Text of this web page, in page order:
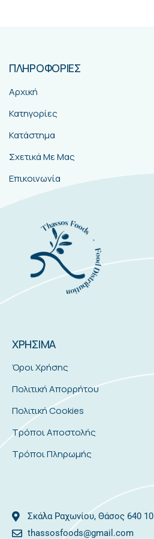
ΠΛΗΡΟΦΟΡΙΕΣ
Αρχική
Κατηγορίες
Κατάστημα
Σχετικά Με Μας
Επικοινωνία
ΧΡΗΣΙΜΑ
Όροι Χρήσης
Πολιτική Απορρήτου
Πολιτική Cookies
Τρόποι Αποστολής
Τρόποι Πληρωμής
Σκάλα Ραχωνίου, Θάσος 640 10
thassosfoods@gmail.com